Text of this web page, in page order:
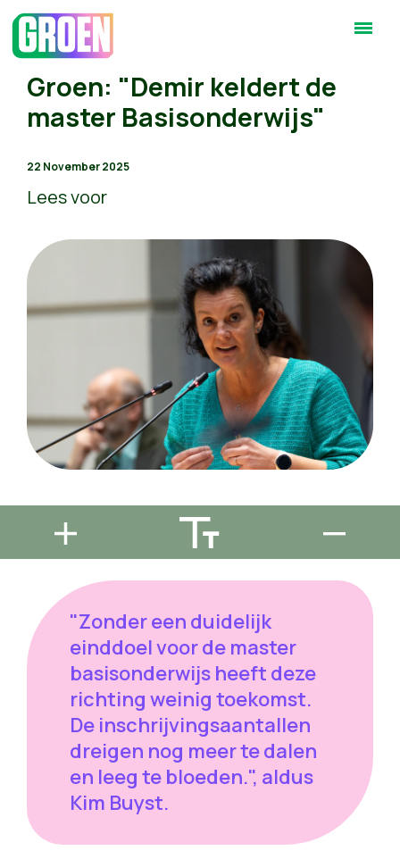
Groen: "Demir keldert de
master Basisonderwijs"
22 November 2025
Lees voor
"Zonder een duidelijk
einddoel voor de master
basisonderwijs heeft deze
richting weinig toekomst.
De inschrijvingsaantallen
dreigen nog meer te dalen
en leeg te bloeden.", aldus
Kim Buyst.